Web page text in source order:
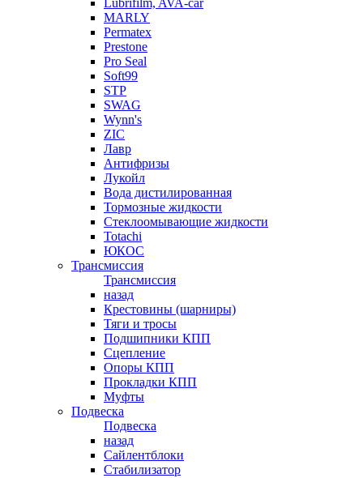
Lubrifilm, AVA-car
MARLY
Permatex
Prestone
Pro Seal
Soft99
STP
SWAG
Wynn's
ZIC
Лавр
Антифризы
Лукойл
Вода дистилированная
Тормозные жидкости
Стеклоомывающие жидкости
Totachi
ЮКОС
Трансмиссия
Трансмиссия
назад
Крестовины (шарниры)
Тяги и тросы
Подшипники КПП
Сцепление
Опоры КПП
Прокладки КПП
Муфты
Подвеска
Подвеска
назад
Сайлентблоки
Стабилизатор